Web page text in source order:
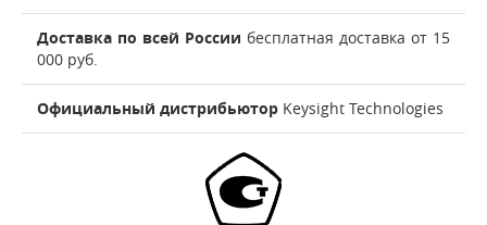
Доставка по всей России бесплатная доставка от 15
000 руб.
Официальный дистрибьютор Keysight Technologies